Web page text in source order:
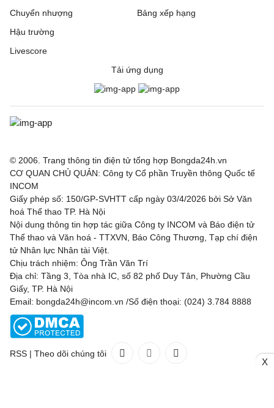
Burnley 21:00 Notts County
Burton Albion
21:00
21:00
Derby County
Gillingham 21:00 Luton Town
Grimsby Town 21:00 Blackpool
Leicester 21:00 Northampton Town
Leyton Orient 21:00
Preston North End
Salford City
Sheffield Wednesday
Chuyển nhượng
Hậu trường
Livescore
Bảng xếp hạng
Tải ứng dụng
© 2006. Trang thông tin điện tử tổng hợp Bongda24h.vn
CƠ QUAN CHỦ QUẢN: Công ty Cổ phần Truyền thông Quốc tế
INCOM
Giấy phép số: 150/GP-SVHTT cấp ngày 03/4/2026 bởi Sở Văn
hoá Thể thao TP. Hà Nội
Nội dung thông tin hợp tác giữa Công ty INCOM và Báo điện tử
Thể thao và Văn hoá - TTXVN, Báo Công Thương, Tạp chí điện
tử Nhân lực Nhân tài Việt.
Chịu trách nhiệm: Ông Trần Văn Trí
Địa chỉ: Tầng 3, Tòa nhà IC, số 82 phố Duy Tân, Phường Cầu
Giấy, TP. Hà Nội
Email: bongda24h@incom.vn /Số điện thoại: (024) 3.784 8888
RSS | Theo dõi chúng tôi
X